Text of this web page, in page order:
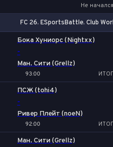
Не начался
FC 26. ESportsBattle. Club
Бока Хуниорс (Nightxx)
-
Ман. Сити (Grellz)
93:00 ИТОГ
ПСЖ (tohi4)
-
Ривер Плейт (noeN)
92:00
ИТОГ
Ман. Сити (Grellz)